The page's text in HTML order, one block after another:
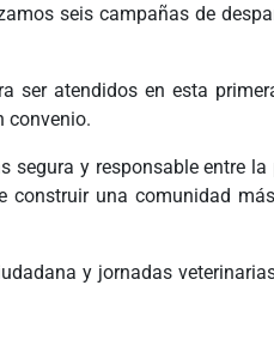
seis campañas de
ser atendidos en esta
convenio.
segura y responsable entre
construir una comunidad
y jornadas